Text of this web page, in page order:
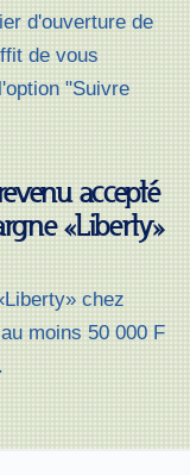
d'ouverture de
de vous
"Suivre
accepté
«Liberty»
chez
moins 50 000 F